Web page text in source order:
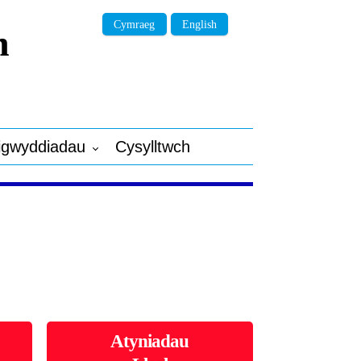
Cymraeg English
Cysylltwch
Atyniadau